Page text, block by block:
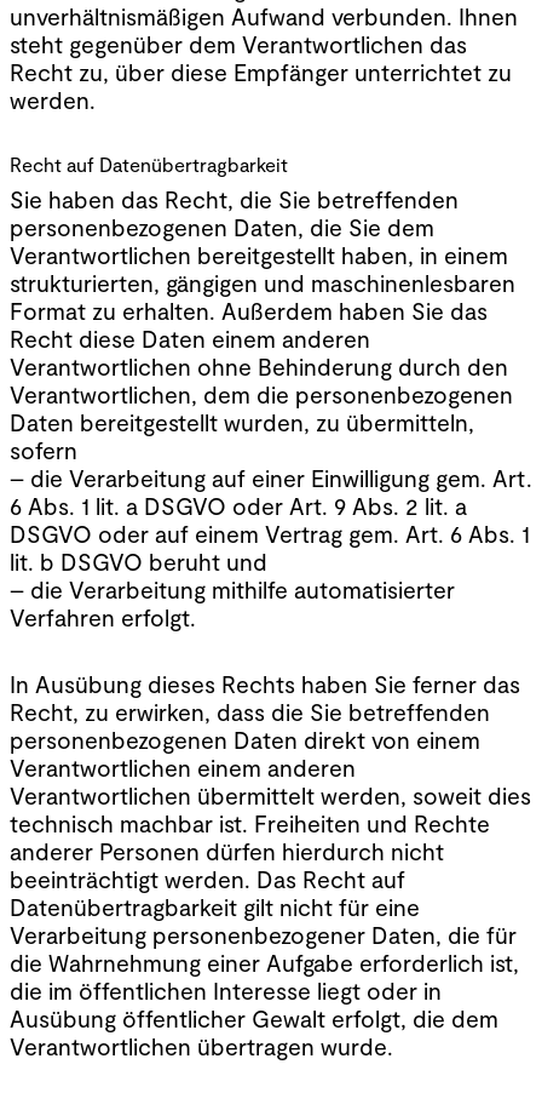
unverhältnismäßigen Aufwand verbunden. Ihnen
steht gegenüber dem Verantwortlichen das
Recht zu, über diese Empfänger unterrichtet zu
werden.
Recht auf Datenübertragbarkeit
Sie haben das Recht, die Sie betreffenden
personenbezogenen Daten, die Sie dem
Verantwortlichen bereitgestellt haben, in einem
strukturierten, gängigen und maschinenlesbaren
Format zu erhalten. Außerdem haben Sie das
Recht diese Daten einem anderen
Verantwortlichen ohne Behinderung durch den
Verantwortlichen, dem die personenbezogenen
Daten bereitgestellt wurden, zu übermitteln,
sofern
– die Verarbeitung auf einer Einwilligung gem. Art.
6 Abs. 1 lit. a DSGVO oder Art. 9 Abs. 2 lit. a
DSGVO oder auf einem Vertrag gem. Art. 6 Abs. 1
lit. b DSGVO beruht und
– die Verarbeitung mithilfe automatisierter
Verfahren erfolgt.
In Ausübung dieses Rechts haben Sie ferner das
Recht, zu erwirken, dass die Sie betreffenden
personenbezogenen Daten direkt von einem
Verantwortlichen einem anderen
Verantwortlichen übermittelt werden, soweit dies
technisch machbar ist. Freiheiten und Rechte
anderer Personen dürfen hierdurch nicht
beeinträchtigt werden. Das Recht auf
Datenübertragbarkeit gilt nicht für eine
Verarbeitung personenbezogener Daten, die für
die Wahrnehmung einer Aufgabe erforderlich ist,
die im öffentlichen Interesse liegt oder in
Ausübung öffentlicher Gewalt erfolgt, die dem
Verantwortlichen übertragen wurde.